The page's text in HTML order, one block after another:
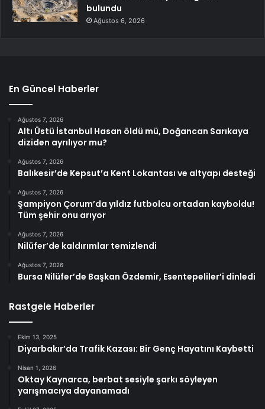
bulundu
Ağustos 6, 2026
En Güncel Haberler
Ağustos 7, 2026
Altı Üstü İstanbul Hasan öldü mü, Doğancan Sarıkaya
diziden ayrılıyor mu?
Ağustos 7, 2026
Balıkesir’de Kepsut’a Kent Lokantası ve altyapı desteği
Ağustos 7, 2026
Şampiyon Çorum’da yıldız futbolcu ortadan kayboldu!
Tüm şehir onu arıyor
Ağustos 7, 2026
Nilüfer’de kaldırımlar temizlendi
Ağustos 7, 2026
Bursa Nilüfer’de Başkan Özdemir, Esentepeliler’i dinledi
Rastgele Haberler
Ekim 13, 2025
Diyarbakır’da Trafik Kazası: Bir Genç Hayatını Kaybetti
Nisan 1, 2026
Oktay Kaynarca, berbat sesiyle şarkı söyleyen
yarışmacıya dayanamadı